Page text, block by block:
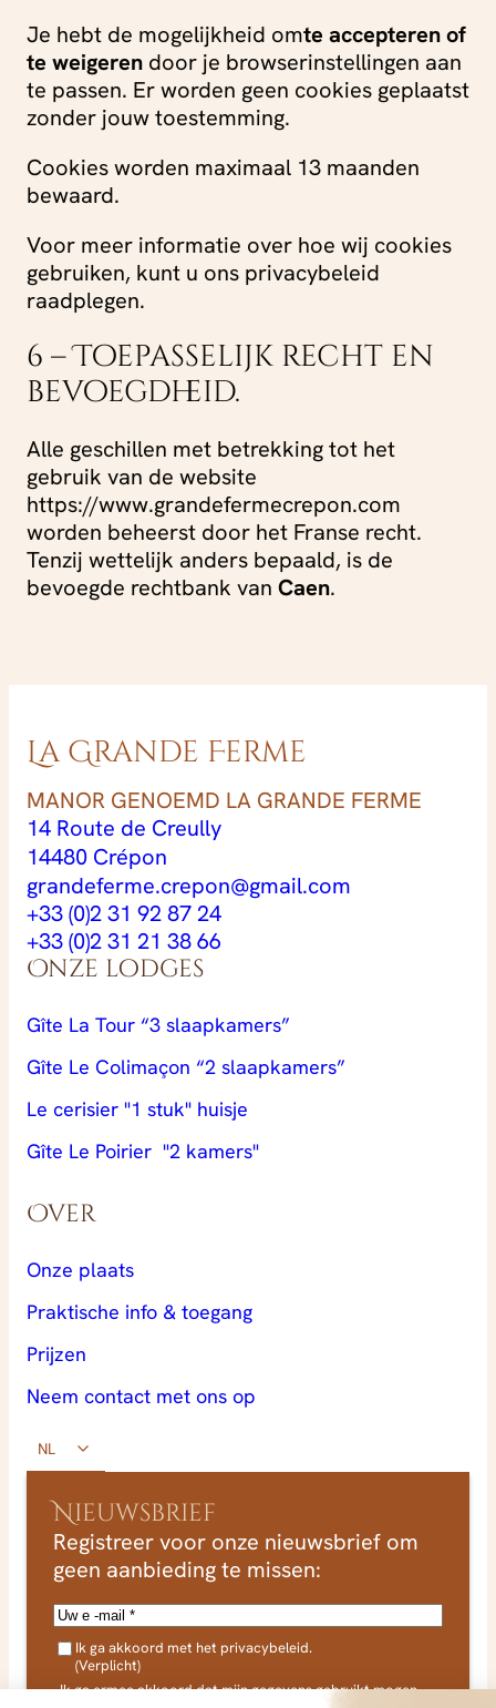
Je hebt de mogelijkheid omte accepteren of
te weigeren door je browserinstellingen aan
te passen. Er worden geen cookies geplaatst
zonder jouw toestemming.
Cookies worden maximaal 13 maanden
bewaard.
Voor meer informatie over hoe wij cookies
gebruiken, kunt u ons privacybeleid
raadplegen.
6 – Toepasselijk recht en
bevoegdheid.
Alle geschillen met betrekking tot het
gebruik van de website
https://www.grandefermecrepon.com
worden beheerst door het Franse recht.
Tenzij wettelijk anders bepaald, is de
bevoegde rechtbank van Caen.
La Grande Ferme
MANOR GENOEMD LA GRANDE FERME
14 Route de Creully
14480 Crépon
grandeferme.crepon@gmail.com
+33 (0)2 31 92 87 24
+33 (0)2 31 21 38 66
Onze lodges
Gîte La Tour “3 slaapkamers”
Gîte Le Colimaçon “2 slaapkamers”
Le cerisier "1 stuk" huisje
Gîte Le Poirier "2 kamers"
Over
Onze plaats
Praktische info & toegang
Prijzen
Neem contact met ons op
NL
Nieuwsbrief
Registreer voor onze nieuwsbrief om
geen aanbieding te missen:
-
m
a
V
(
Ik ga akkoord met het privacybeleid.
(Verplicht)
Ik ga ermee akkoord dat mijn gegevens gebruikt mogen